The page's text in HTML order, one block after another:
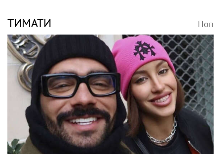
ТИМАТИ Поп